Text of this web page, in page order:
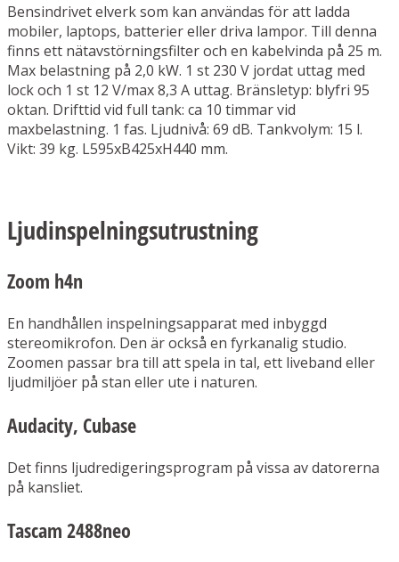
Bensindrivet elverk som kan användas för att ladda
mobiler, laptops, batterier eller driva lampor. Till denna
finns ett nätavstörningsfilter och en kabelvinda på 25 m.
Max belastning på 2,0 kW. 1 st 230 V jordat uttag med
lock och 1 st 12 V/max 8,3 A uttag. Bränsletyp: blyfri 95
oktan. Drifttid vid full tank: ca 10 timmar vid
maxbelastning. 1 fas. Ljudnivå: 69 dB. Tankvolym: 15 l.
Vikt: 39 kg. L595xB425xH440 mm.
Ljudinspelningsutrustning
Zoom h4n
En handhållen inspelningsapparat med inbyggd
stereomikrofon. Den är också en fyrkanalig studio.
Zoomen passar bra till att spela in tal, ett liveband eller
ljudmiljöer på stan eller ute i naturen.
Audacity, Cubase
Det finns ljudredigeringsprogram på vissa av datorerna
på kansliet.
Tascam 2488neo